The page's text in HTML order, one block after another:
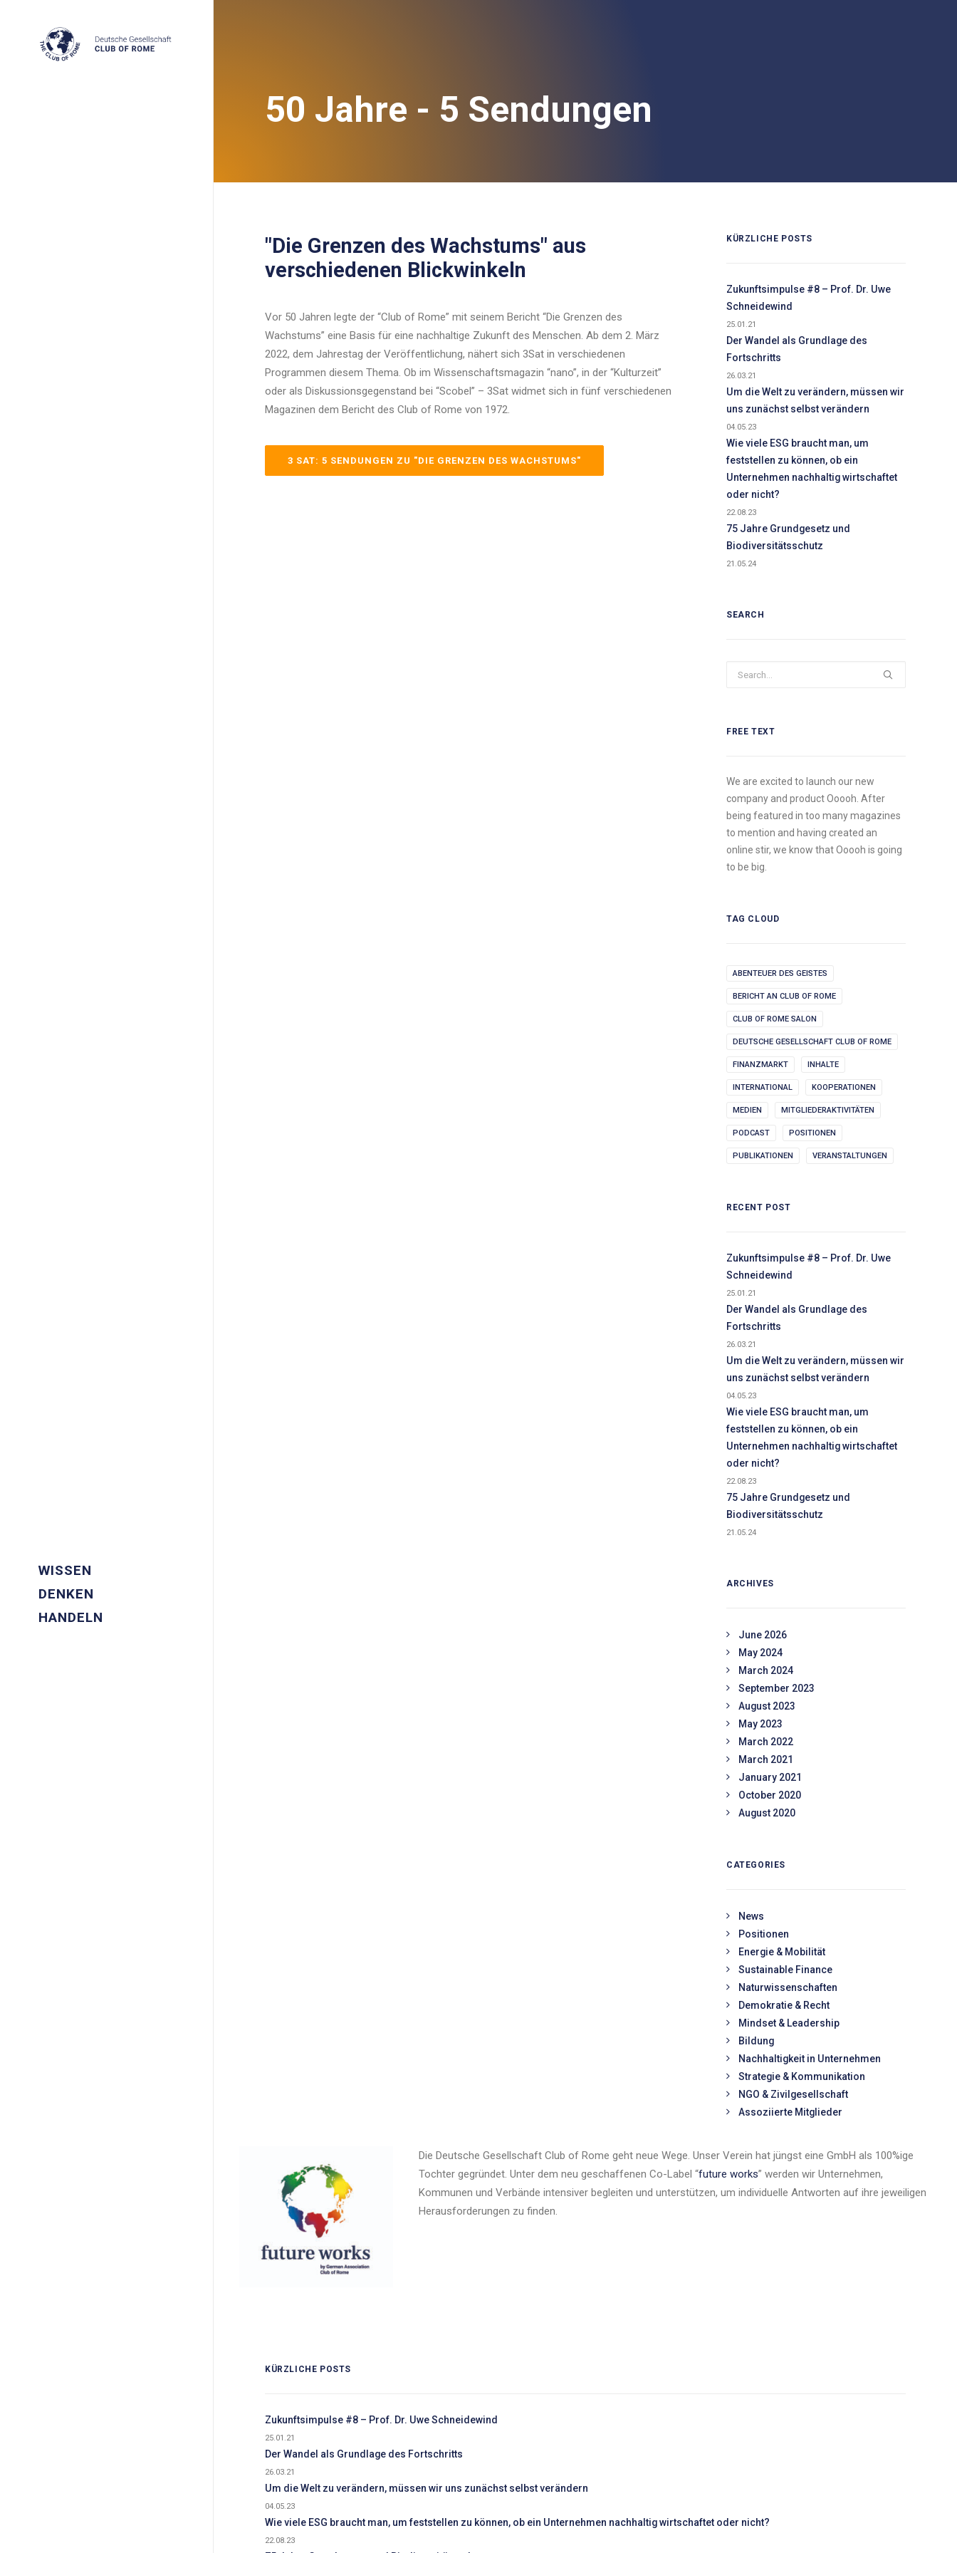
WISSEN
DENKEN
HANDELN
50 Jahre - 5 Sendungen
"Die Grenzen des Wachstums" aus
verschiedenen Blickwinkeln
Vor 50 Jahren legte der “Club of Rome” mit seinem Bericht “Die Grenzen des
Wachstums” eine Basis für eine nachhaltige Zukunft des Menschen. Ab dem 2. März
2022, dem Jahrestag der Veröffentlichung, nähert sich 3Sat in verschiedenen
Programmen diesem Thema. Ob im Wissenschaftsmagazin “nano”, in der “Kulturzeit”
oder als Diskussionsgegenstand bei “Scobel” – 3Sat widmet sich in fünf verschiedenen
Magazinen dem Bericht des Club of Rome von 1972.
3 SAT: 5 SENDUNGEN ZU "DIE GRENZEN DES WACHSTUMS"
KÜRZLICHE POSTS
Zukunftsimpulse #8 – Prof. Dr. Uwe
Schneidewind
25.01.21
Der Wandel als Grundlage des
Fortschritts
26.03.21
Um die Welt zu verändern, müssen wir
uns zunächst selbst verändern
04.05.23
Wie viele ESG braucht man, um
feststellen zu können, ob ein
Unternehmen nachhaltig wirtschaftet
oder nicht?
22.08.23
75 Jahre Grundgesetz und
Biodiversitätsschutz
21.05.24
SEARCH
FREE TEXT
We are excited to launch our new
company and product Ooooh. After
being featured in too many magazines
to mention and having created an
online stir, we know that Ooooh is going
to be big.
TAG CLOUD
ABENTEUER DES GEISTES
BERICHT AN CLUB OF ROME
CLUB OF ROME SALON
DEUTSCHE GESELLSCHAFT CLUB OF ROME
FINANZMARKT INHALTE
INTERNATIONAL KOOPERATIONEN
MEDIEN MITGLIEDERAKTIVITÄTEN
PODCAST POSITIONEN
PUBLIKATIONEN VERANSTALTUNGEN
RECENT POST
Zukunftsimpulse #8 – Prof. Dr. Uwe
Schneidewind
25.01.21
Der Wandel als Grundlage des
Fortschritts
26.03.21
Um die Welt zu verändern, müssen wir
uns zunächst selbst verändern
04.05.23
Wie viele ESG braucht man, um
feststellen zu können, ob ein
Unternehmen nachhaltig wirtschaftet
oder nicht?
22.08.23
75 Jahre Grundgesetz und
Biodiversitätsschutz
21.05.24
ARCHIVES
June 2026
May 2024
March 2024
September 2023
August 2023
May 2023
March 2022
March 2021
January 2021
October 2020
August 2020
CATEGORIES
News
Positionen
Energie & Mobilität
Sustainable Finance
Naturwissenschaften
Demokratie & Recht
Mindset & Leadership
Bildung
Nachhaltigkeit in Unternehmen
Strategie & Kommunikation
NGO & Zivilgesellschaft
Assoziierte Mitglieder
Die Deutsche Gesellschaft Club of Rome geht neue Wege. Unser Verein hat jüngst eine GmbH als 100%ige
Tochter gegründet. Unter dem neu geschaffenen Co-Label “future works” werden wir Unternehmen,
Kommunen und Verbände intensiver begleiten und unterstützen, um individuelle Antworten auf ihre jeweiligen
Herausforderungen zu finden.
KÜRZLICHE POSTS
Zukunftsimpulse #8 – Prof. Dr. Uwe Schneidewind
25.01.21
Der Wandel als Grundlage des Fortschritts
26.03.21
Um die Welt zu verändern, müssen wir uns zunächst selbst verändern
04.05.23
Wie viele ESG braucht man, um feststellen zu können, ob ein Unternehmen nachhaltig wirtschaftet oder nicht?
22.08.23